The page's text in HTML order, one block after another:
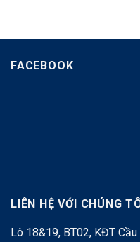
FACEBOOK
LIÊN HỆ VỚI CHÚNG
Lô 18&19, BT02, KĐT